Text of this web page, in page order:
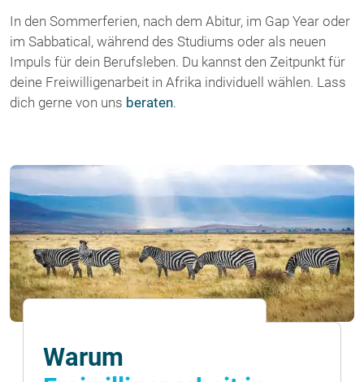
In den Sommerferien, nach dem Abitur, im Gap Year oder
im Sabbatical, während des Studiums oder als neuen
Impuls für dein Berufsleben. Du kannst den Zeitpunkt für
deine Freiwilligenarbeit in Afrika individuell wählen. Lass
dich gerne von uns beraten.
Warum